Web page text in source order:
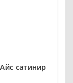
сатинир